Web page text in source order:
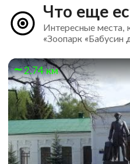
Что еще
Интересные места,
«Зоопарк «Бабусин
2.74 км